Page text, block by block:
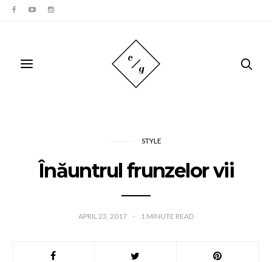
STYLE
Înăuntrul frunzelor vii
APRIL 23, 2017 1 MINUTE READ